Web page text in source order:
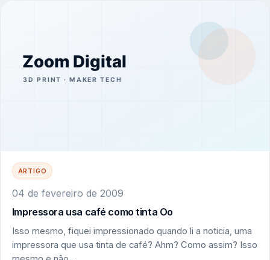
ARTIGO
04 de fevereiro de 2009
Impressora usa café como tinta Oo
Isso mesmo, fiquei impressionado quando li a noticia, uma
impressora que usa tinta de café? Ahm? Como assim? Isso